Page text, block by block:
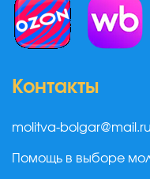
Контакты
molitva-bolgar@mail.ru
Помощь в выборе